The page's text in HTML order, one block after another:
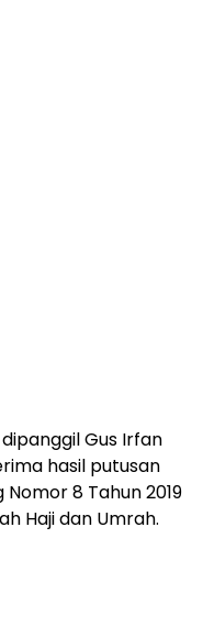
Gus Irfan
hasil putusan
8 Tahun 2019
Haji dan Umrah.